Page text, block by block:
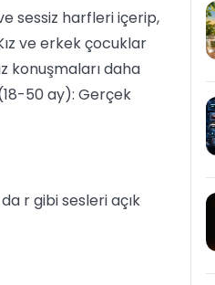
sessiz harfleri içerip,
ve erkek çocuklar
konuşmaları daha
50 ay): Gerçek
r gibi sesleri açık